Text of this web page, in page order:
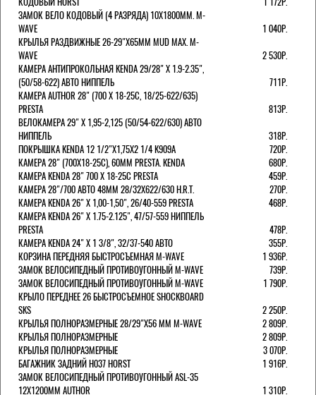
ЗАМОК ВЕЛО КОДОВЫЙ (4 РАЗРЯДА) 10Х1800ММ. M-
WAVE
1 040Р.
КРЫЛЬЯ РАЗДВИЖНЫЕ 26-29"Х65ММ MUD MAX. M-
WAVE
2 530Р.
КАМЕРА АНТИПРОКОЛЬНАЯ KENDA 29/28" Х 1.9-2.35",
(50/58-622) АВТО НИППЕЛЬ
711Р.
КАМЕРА AUTHOR 28" (700 Х 18-25С, 18/25-622/635)
PRESTA
813Р.
ВЕЛОКАМЕРА 29" X 1,95-2,125 (50/54-622/630) АВТО
НИППЕЛЬ
318Р.
ПОКРЫШКА KENDA 12 1/2"Х1,75X2 1/4 K909A
720Р.
КАМЕРА 28" (700Х18-25С), 60ММ PRESTA. KENDA
680Р.
КАМЕРА KENDA 28" 700 Х 18-25С PRESTA
459Р.
КАМЕРА 28"/700 АВТО 48ММ 28/32Х622/630 H.R.T.
270Р.
КАМЕРА KENDA 26" Х 1,00-1,50", 26/40-559 PRESTA
468Р.
КАМЕРА KENDA 26" Х 1.75-2.125", 47/57-559 НИППЕЛЬ
PRESTA
478Р.
КАМЕРА KENDA 24" Х 1 3/8", 32/37-540 АВТО
355Р.
КОРЗИНА ПЕРЕДНЯЯ БЫСТРОСЪЕМНАЯ M-WAVE
1 936Р.
ЗАМОК ВЕЛОСИПЕДНЫЙ ПРОТИВОУГОННЫЙ M-WAVE
739Р.
ЗАМОК ВЕЛОСИПЕДНЫЙ ПРОТИВОУГОННЫЙ M-WAVE
1 790Р.
КРЫЛО ПЕРЕДНЕЕ 26 БЫСТРОСЪЕМНОЕ SHOCKBOARD
SKS
2 250Р.
КРЫЛЬЯ ПОЛНОРАЗМЕРНЫЕ 28/29"Х56 ММ M-WAVE
2 809Р.
КРЫЛЬЯ ПОЛНОРАЗМЕРНЫЕ
2 809Р.
КРЫЛЬЯ ПОЛНОРАЗМЕРНЫЕ
3 070Р.
БАГАЖНИК ЗАДНИЙ H037 HORST
1 916Р.
ЗАМОК ВЕЛОСИПЕДНЫЙ ПРОТИВОУГОННЫЙ ASL-35
12Х1200ММ AUTHOR
1 310Р.